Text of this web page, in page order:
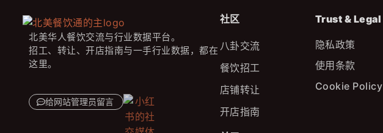
北美华人餐饮交流与行业数据平台。
招工、转让、开店指南与一手行业数据，都在
这里。
给网站管理员留言
社区
八卦交流
餐饮招工
店铺转让
开店指南
Trust & Legal
隐私政策
使用条款
Cookie Policy